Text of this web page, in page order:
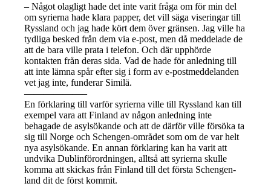
– Något olagligt hade det inte varit fråga om för min del
om syrierna hade klara papper, det vill säga viseringar till
Ryssland och jag hade kört dem över gränsen. Jag ville ha
tydliga besked från dem via e-post, men då meddelade de
att de bara ville prata i telefon. Och där upphörde
kontakten från deras sida. Vad de hade för anledning till
att inte lämna spår efter sig i form av e-postmeddelanden
vet jag inte, funderar Similä.
——————–
En förklaring till varför syrierna ville till Ryssland kan till
exempel vara att Finland av någon anledning inte
behagade de asylsökande och att de därför ville försöka ta
sig till Norge och Schengen-området som om de var helt
nya asylsökande. En annan förklaring kan ha varit att
undvika Dublinförordningen, alltså att syrierna skulle
komma att skickas från Finland till det första Schengen-
land dit de först kommit.